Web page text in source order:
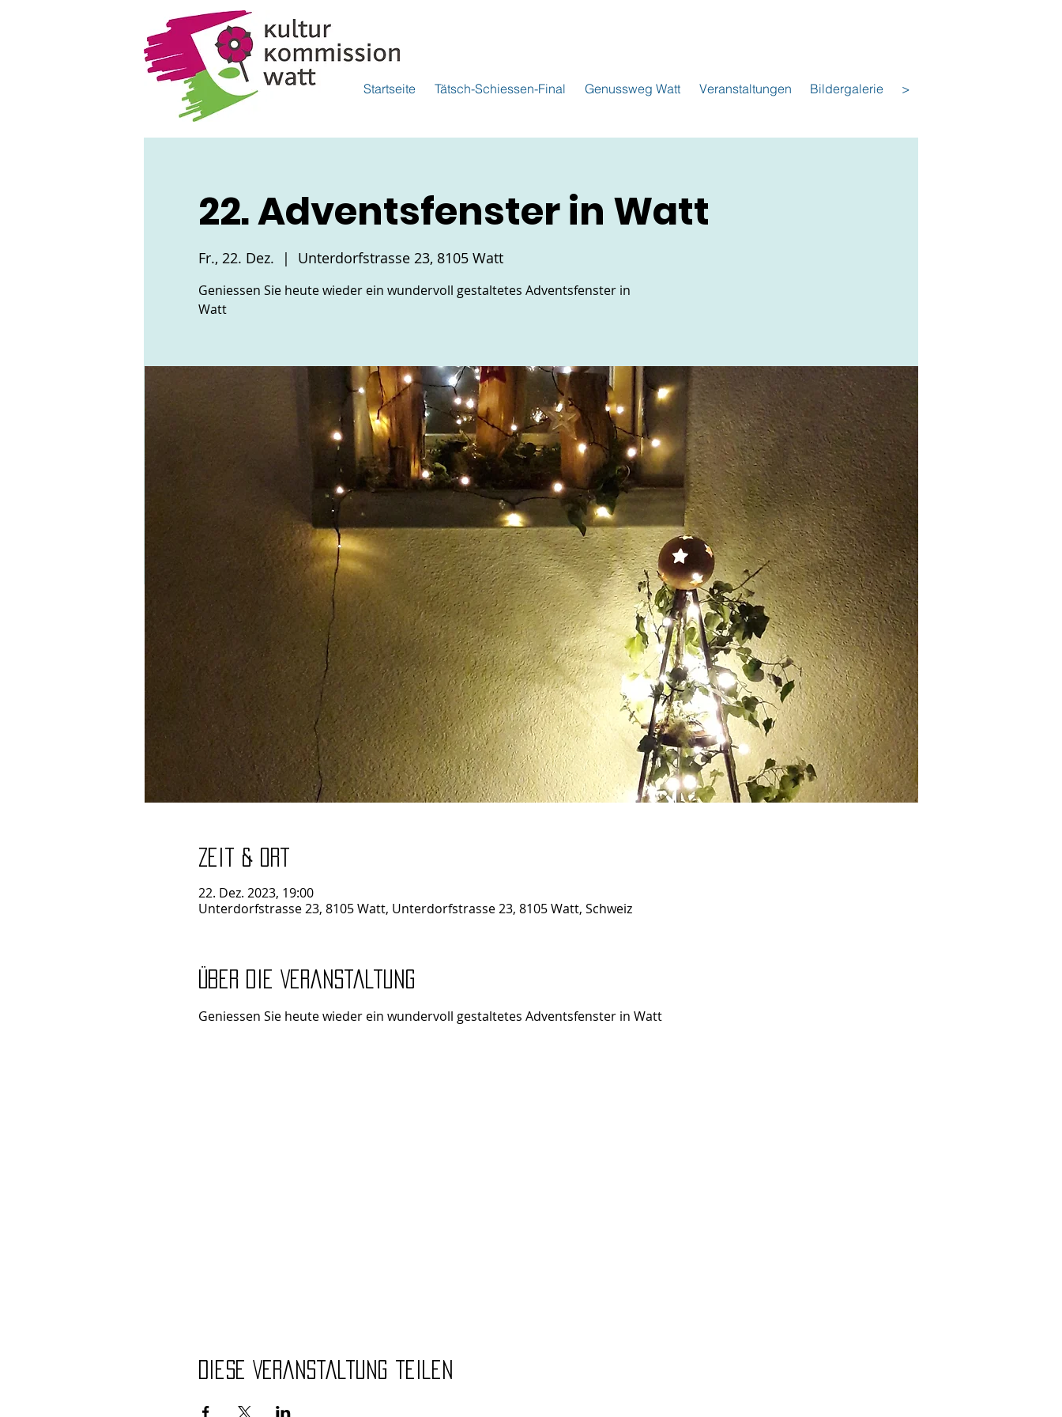
Startseite Tätsch-Schiessen-Final Genussweg Watt Veranstaltungen Bildergalerie >
22. Adventsfenster in Watt
Fr., 22. Dez.
  |
Unterdorfstrasse 23, 8105 Watt
Geniessen Sie heute wieder ein wundervoll gestaltetes Adventsfenster in
Watt
Zeit & Ort
22. Dez. 2023, 19:00
Unterdorfstrasse 23, 8105 Watt, Unterdorfstrasse 23, 8105 Watt, Schweiz
Über die Veranstaltung
Geniessen Sie heute wieder ein wundervoll gestaltetes Adventsfenster in Watt
Diese Veranstaltung teilen